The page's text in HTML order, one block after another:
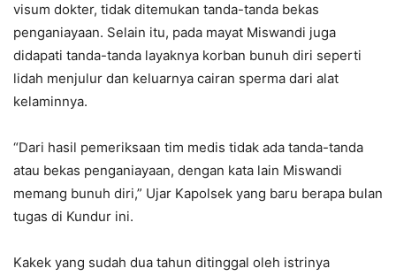
visum dokter, tidak ditemukan tanda-tanda bekas
penganiayaan. Selain itu, pada mayat Miswandi juga
didapati tanda-tanda layaknya korban bunuh diri seperti
lidah menjulur dan keluarnya cairan sperma dari alat
kelaminnya.
“Dari hasil pemeriksaan tim medis tidak ada tanda-tanda
atau bekas penganiayaan, dengan kata lain Miswandi
memang bunuh diri,” Ujar Kapolsek yang baru berapa bulan
tugas di Kundur ini.
Kakek yang sudah dua tahun ditinggal oleh istrinya